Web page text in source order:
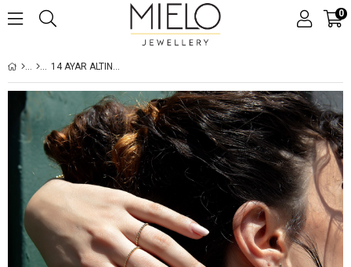
0
14 AYAR ALTIN ÇITIR YÜZÜK